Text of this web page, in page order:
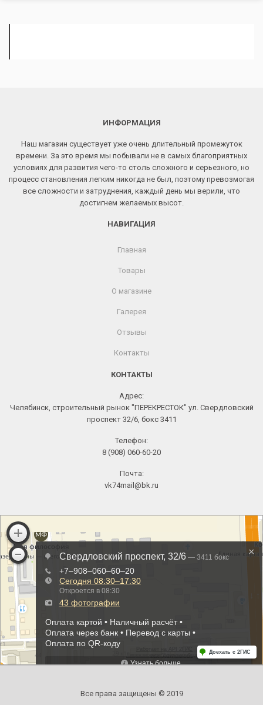
ИНФОРМАЦИЯ
Наш магазин существует уже очень длительный промежуток
времени. За это время мы побывали не в самых благоприятных
условиях для развития чего-то столь сложного и серьезного, но
процесс становления легким никогда не был, поэтому превозмогая
все сложности и затруднения, каждый день мы верили, что
достигнем желаемых высот.
НАВИГАЦИЯ
Главная
Товары
О магазине
Галерея
Отзывы
Контакты
КОНТАКТЫ
Адрес:
Челябинск, строительный рынок "ПЕРЕКРЕСТОК" ул. Свердловский
проспект 32/6, бокс 3411
Телефон:
8 (908) 060-60-20
Почта:
vk74mail@bk.ru
Все права защищены © 2019